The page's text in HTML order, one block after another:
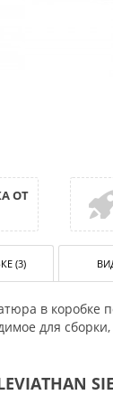
ОТ
(3)
в коробке
для